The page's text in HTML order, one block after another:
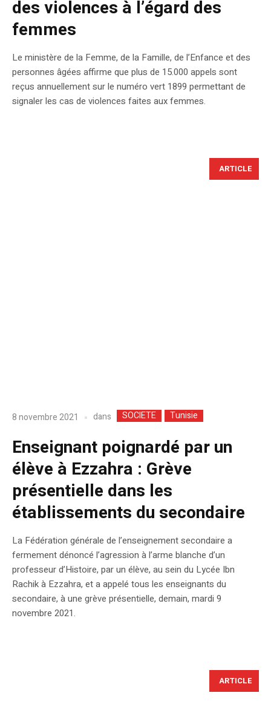
des violences à l’égard des
femmes
Le ministère de la Femme, de la Famille, de l’Enfance et des
personnes âgées affirme que plus de 15.000 appels sont
reçus annuellement sur le numéro vert 1899 permettant de
signaler les cas de violences faites aux femmes.
ARTICLE
8 novembre 2021 dans SOCIETE Tunisie
Enseignant poignardé par un
élève à Ezzahra : Grève
présentielle dans les
établissements du secondaire
La Fédération générale de l’enseignement secondaire a
fermement dénoncé l’agression à l’arme blanche d’un
professeur d’Histoire, par un élève, au sein du Lycée Ibn
Rachik à Ezzahra, et a appelé tous les enseignants du
secondaire, à une grève présentielle, demain, mardi 9
novembre 2021.
ARTICLE